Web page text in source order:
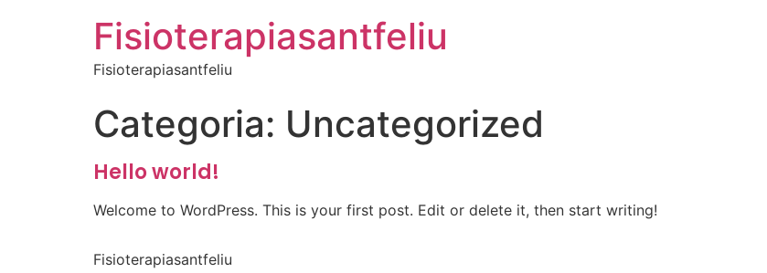
Fisioterapiasantfeliu
Fisioterapiasantfeliu
Categoria: Uncategorized
Hello world!
Welcome to WordPress. This is your first post. Edit or delete it, then start writing!
Fisioterapiasantfeliu